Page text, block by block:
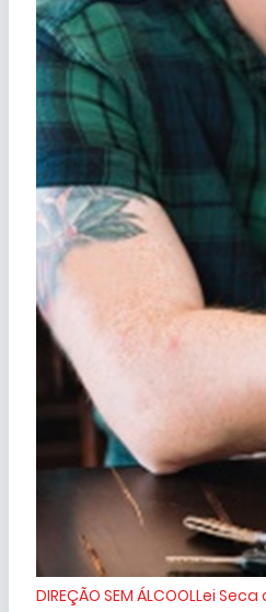
DIREÇÃO SEM ÁLCOOLLei